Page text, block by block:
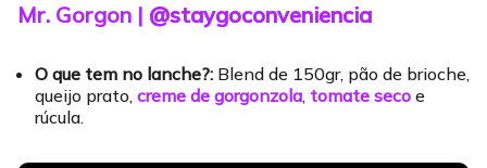
Mr. Gorgon | @staygoconveniencia
O que tem no lanche?: Blend de 150gr, pão de brioche,
queijo prato, creme de gorgonzola, tomate seco e
rúcula.